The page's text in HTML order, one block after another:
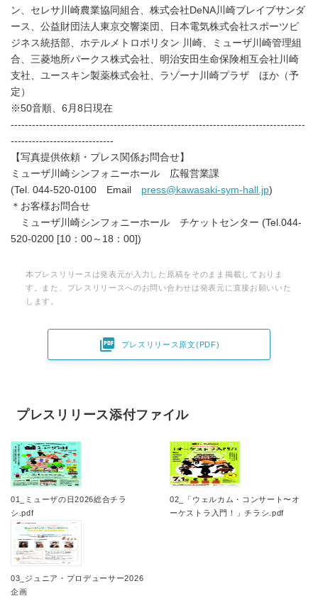
ン、セレサ川崎農業協同組合、株式会社DeNA川崎ブレイブサンダ
ース、公益財団法人東京交響楽団、日本電気株式会社スポーツビ
ジネス統括部、ホテルメトロポリタン 川崎、ミューザ川崎管理組
合、三菱地所パークス株式会社、明治安田生命保険相互会社川崎
支社、ユースキン製薬株式会社、ラゾーナ川崎プラザ ほか（予
定）
※50音順、6月8日現在
-----------------------------------------------------------------------------------
-----------------------------
【写真提供依頼・プレス関係お問合せ】
ミューザ川崎シンフォニーホール 広報営業課
(Tel. 044-520-0100 Email press@kawasaki-sym-hall.jp)
＊お客様お問合せ
ミューザ川崎シンフォニーホール チケットセンター (Tel.044-
520-0200 [10：00～18：00])
本プレスリリースは発表元が入力した原稿をそのまま掲載しておりま
す。また、プレスリリースへのお問い合わせは発表元に直接お願いいた
します。
 プレスリリース原文(PDF)
プレスリリース添付ファイル
01_ミューザの日2026総合チラ
シ.pdf
02_「ウェルカム・コンサート〜オ
ーケストラ入門！」チラシ.pdf
03_ジュニア・プロデューサー2026
企画